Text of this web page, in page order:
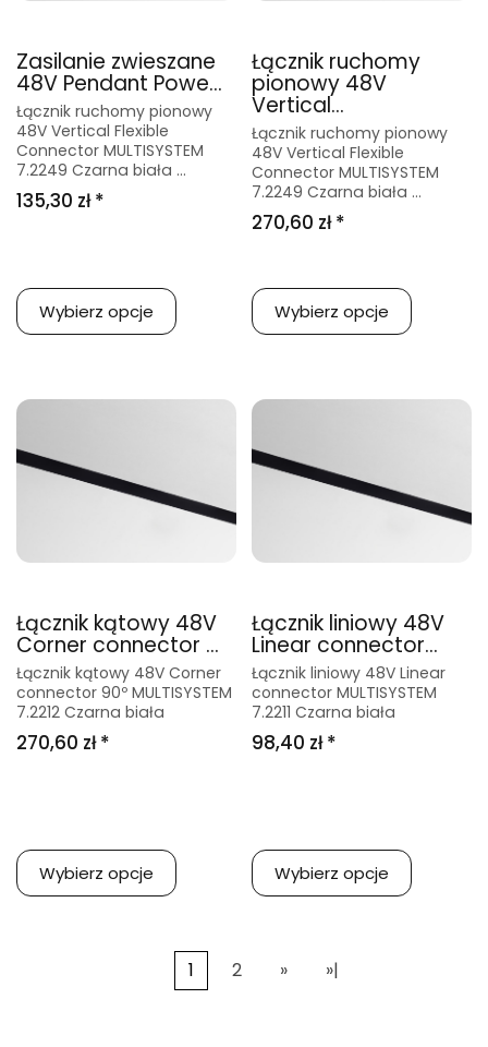
Zasilanie zwieszane
48V Pendant Powe...
Łącznik ruchomy pionowy
48V Vertical Flexible
Connector MULTISYSTEM
7.2249 Czarna biała ...
135,30 zł *
Wybierz opcje
Łącznik ruchomy
pionowy 48V
Vertical...
Łącznik ruchomy pionowy
48V Vertical Flexible
Connector MULTISYSTEM
7.2249 Czarna biała ...
270,60 zł *
Wybierz opcje
Łącznik kątowy 48V
Corner connector ...
Łącznik kątowy 48V Corner
connector 90º MULTISYSTEM
7.2212 Czarna biała
270,60 zł *
Wybierz opcje
Łącznik liniowy 48V
Linear connector...
Łącznik liniowy 48V Linear
connector MULTISYSTEM
7.2211 Czarna biała
98,40 zł *
Wybierz opcje
1 2 » »|